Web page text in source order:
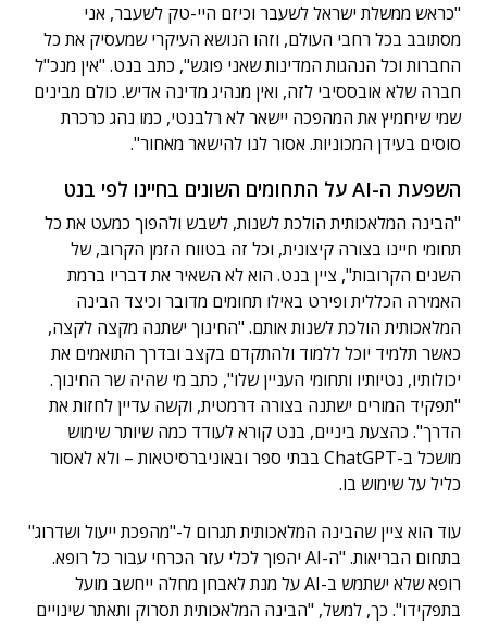
"כראש ממשלת ישראל לשעבר וכיזם היי-טק לשעבר, אני
מסתובב בכל רחבי העולם, וזהו הנושא העיקרי שמעסיק את כל
החברות וכל הנהגות המדינות שאני פוגש", כתב בנט. "אין מנכ"ל
חברה שלא אובססיבי לזה, ואין מנהיג מדינה אדיש. כולם מבינים
שמי שיחמיץ את המהפכה יישאר לא רלבנטי, כמו נהג כרכרת
סוסים בעידן המכוניות. אסור לנו להישאר מאחור".
השפעת ה-AI על התחומים השונים בחיינו לפי בנט
"הבינה המלאכותית הולכת לשנות, לשבש ולהפוך כמעט את כל
תחומי חיינו בצורה קיצונית, וכל זה בטווח הזמן הקרוב, של
השנים הקרובות", ציין בנט. הוא לא השאיר את דבריו ברמת
האמירה הכללית ופירט באילו תחומים מדובר וכיצד הבינה
המלאכותית הולכת לשנות אותם. "החינוך ישתנה מקצה לקצה,
כאשר תלמיד יוכל ללמוד ולהתקדם בקצב ובדרך התואמים את
יכולותיו, נטיותיו ותחומי העניין שלו", כתב מי שהיה שר החינוך.
"תפקיד המורים ישתנה בצורה דרמטית, וקשה עדיין לחזות את
הדרך". כהצעת ביניים, בנט קורא לעודד כמה שיותר שימוש
מושכל ב-ChatGPT בבתי ספר ובאוניברסיטאות – ולא לאסור
כליל על שימוש בו.
עוד הוא ציין שהבינה המלאכותית תגרום ל-"מהפכת ייעול ושדרוג"
בתחום הבריאות. "ה-AI יהפוך לכלי עזר הכרחי עבור כל רופא.
רופא שלא ישתמש ב-AI על מנת לאבחן מחלה ייחשב מועל
בתפקידו". כך, למשל, "הבינה המלאכותית תסרוק ותאתר שינויים